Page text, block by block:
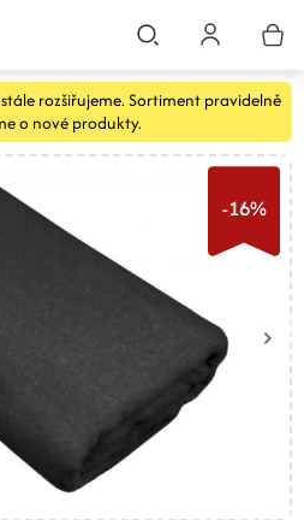
rozšiřujeme. Sortiment pravidelně
o nové produkty.
-16%